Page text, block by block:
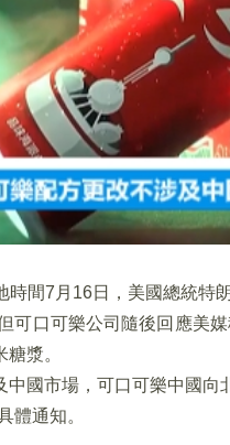
時間7月16日，美國總統特
可口可樂公司隨後回應美
漿。
國市場，可口可樂中國向
體通知。